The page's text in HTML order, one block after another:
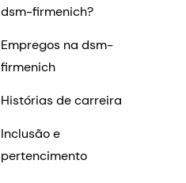
dsm-firmenich?
Empregos na dsm-
firmenich
Histórias de carreira
Inclusão e
pertencimento